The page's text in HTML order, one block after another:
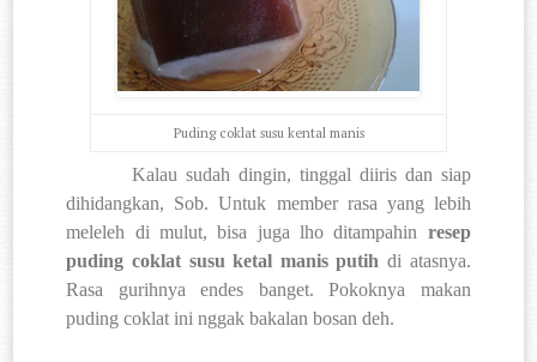
Puding coklat susu kental manis
Kalau sudah dingin, tinggal diiris dan siap
dihidangkan, Sob. Untuk member rasa yang lebih
meleleh di mulut, bisa juga lho ditampahin resep
puding coklat susu ketal manis putih di atasnya.
Rasa gurihnya endes banget. Pokoknya makan
puding coklat ini nggak bakalan bosan deh.